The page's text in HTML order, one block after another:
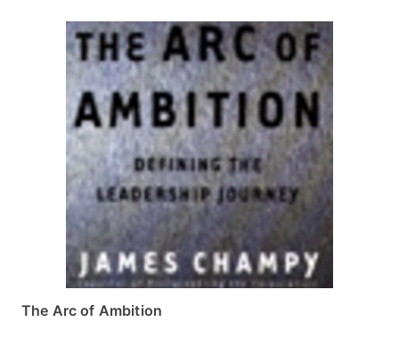
The Arc of Ambition